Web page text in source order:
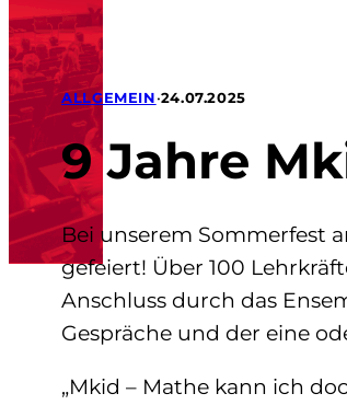
ALLGEMEIN •24.07.2025
9 Jahre
Bei unserem Sommerfest
gefeiert! Über 100
Anschluss durch das
Gespräche und der eine
„Mkid – Mathe kann ich